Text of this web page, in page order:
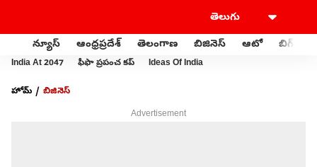
న్యూస్ ఆంధ్రప్రదేశ్ తెలంగాణ బిజినెస్ ఆటో బిగ్‌బాస్
India At 2047 ఫీఫా ప్రపంచ కప్ Ideas Of India
హోమ్
బిజినెస్
Advertisement